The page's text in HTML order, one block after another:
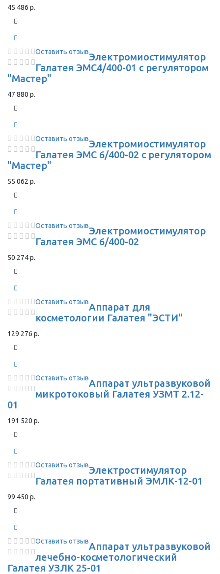
45 486 р.
Оставить отзывЭлектромиостимулятор
Галатея ЭМС4/400-01 с регулятором
"Мастер"
47 880 р.
Оставить отзывЭлектромиостимулятор
Галатея ЭМС 6/400-02 с регулятором
"Мастер"
55 062 р.
Оставить отзывЭлектромиостимулятор
Галатея ЭМС 6/400-02
50 274 р.
Оставить отзывАппарат для
косметологии Галатея "ЭСТИ"
129 276 р.
Оставить отзывАппарат ультразвуковой
микротоковый Галатея УЗМТ 2.12-
01
191 520 р.
Оставить отзывЭлектростимулятор
Галатея портативный ЭМЛК-12-01
99 450 р.
Оставить отзывАппарат ультразвуковой
лечебно-косметологический
Галатея УЗЛК 25-01